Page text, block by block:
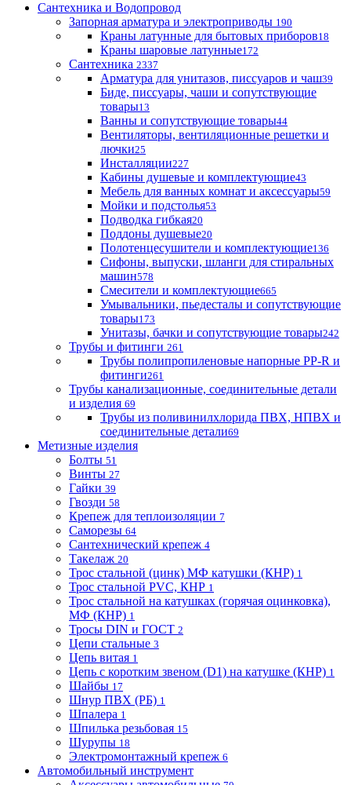
Сантехника и Водопровод
Запорная арматура и электроприводы 190
Краны латунные для бытовых приборов18
Краны шаровые латунные172
Сантехника 2337
Арматура для унитазов, писсуаров и чаш39
Биде, писсуары, чаши и сопутствующие
товары13
Ванны и сопутствующие товары44
Вентиляторы, вентиляционные решетки и
лючки25
Инсталляции227
Кабины душевые и комплектующие43
Мебель для ванных комнат и аксессуары59
Мойки и подстолья53
Подводка гибкая20
Поддоны душевые20
Полотенцесушители и комплектующие136
Сифоны, выпуски, шланги для стиральных
машин578
Смесители и комплектующие665
Умывальники, пьедесталы и сопутствующие
товары173
Унитазы, бачки и сопутствующие товары242
Трубы и фитинги 261
Трубы полипропиленовые напорные PP-R и
фитинги261
Трубы канализационные, соединительные детали
и изделия 69
Трубы из поливинилхлорида ПВХ, НПВХ и
соединительные детали69
Метизные изделия
Болты 51
Винты 27
Гайки 39
Гвозди 58
Крепеж для теплоизоляции 7
Саморезы 64
Сантехнический крепеж 4
Такелаж 20
Трос стальной (цинк) МФ катушки (КНР) 1
Трос стальной PVC, КНР 1
Трос стальной на катушках (горячая оцинковка),
МФ (КНР) 1
Тросы DIN и ГОСТ 2
Цепи стальные 3
Цепь витая 1
Цепь с коротким звеном (D1) на катушке (КНР) 1
Шайбы 17
Шнур ПВХ (РБ) 1
Шпалера 1
Шпилька резьбовая 15
Шурупы 18
Электромонтажный крепеж 6
Автомобильный инструмент